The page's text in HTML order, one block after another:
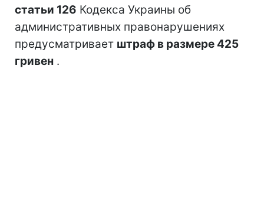
статьи 126 Кодекса Украины об
административных правонарушениях
предусматривает штраф в размере 425
гривен .